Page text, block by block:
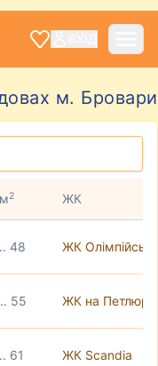
м. Бровари
2 ЖК
48 ЖК
55 ЖК на
61 ЖК Scandia